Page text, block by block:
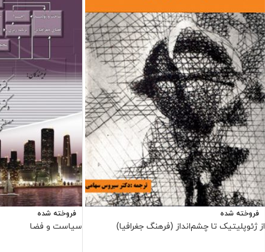
فروخته شده
از ژئوپلیتیک تا چشم‌انداز (فرهنگ جغرافیا)
فروخته شده
سیاست و فضا